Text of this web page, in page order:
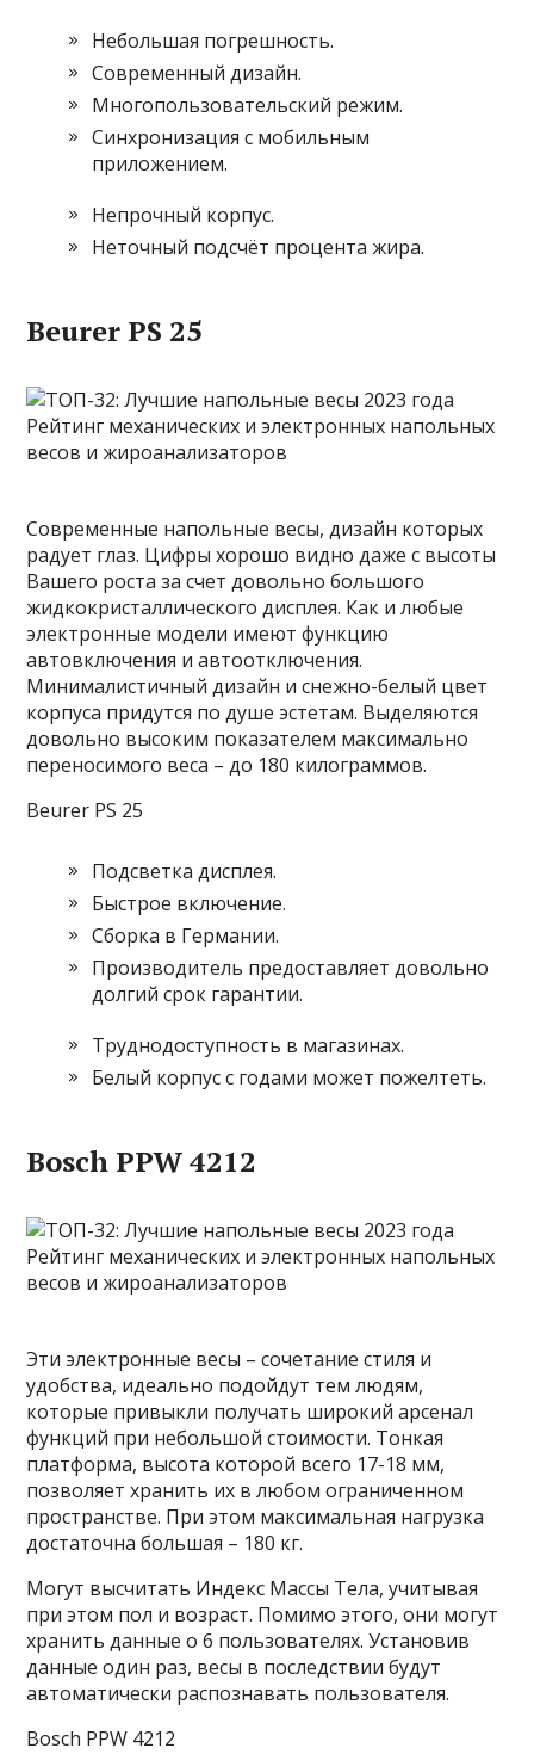
Небольшая погрешность.
Современный дизайн.
Многопользовательский режим.
Синхронизация с мобильным
приложением.
Непрочный корпус.
Неточный подсчёт процента жира.
Beurer PS 25
Современные напольные весы, дизайн которых
радует глаз. Цифры хорошо видно даже с высоты
Вашего роста за счет довольно большого
жидкокристаллического дисплея. Как и любые
электронные модели имеют функцию
автовключения и автоотключения.
Минималистичный дизайн и снежно-белый цвет
корпуса придутся по душе эстетам. Выделяются
довольно высоким показателем максимально
переносимого веса – до 180 килограммов.
Beurer PS 25
Подсветка дисплея.
Быстрое включение.
Сборка в Германии.
Производитель предоставляет довольно
долгий срок гарантии.
Труднодоступность в магазинах.
Белый корпус с годами может пожелтеть.
Bosch PPW 4212
Эти электронные весы – сочетание стиля и
удобства, идеально подойдут тем людям,
которые привыкли получать широкий арсенал
функций при небольшой стоимости. Тонкая
платформа, высота которой всего 17-18 мм,
позволяет хранить их в любом ограниченном
пространстве. При этом максимальная нагрузка
достаточна большая – 180 кг.
Могут высчитать Индекс Массы Тела, учитывая
при этом пол и возраст. Помимо этого, они могут
хранить данные о 6 пользователях. Установив
данные один раз, весы в последствии будут
автоматически распознавать пользователя.
Bosch PPW 4212